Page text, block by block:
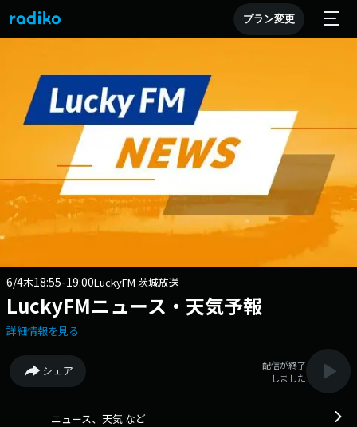
プラン変更
6/4木18:55-19:00LuckyFM 茨城放送
LuckyFMニュース・天気予報
詳細情報を見る
シェア
配信が終了
しました
ニュース、天気 など